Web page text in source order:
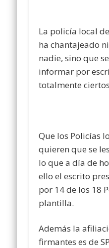
La policía local
ha chantajeado
nadie, sino que
informar por
totalmente
Que los Policías
quieren que se
lo que a día de
ello el escrito
por 14 de los 18
plantilla.
Además la
firmantes es de